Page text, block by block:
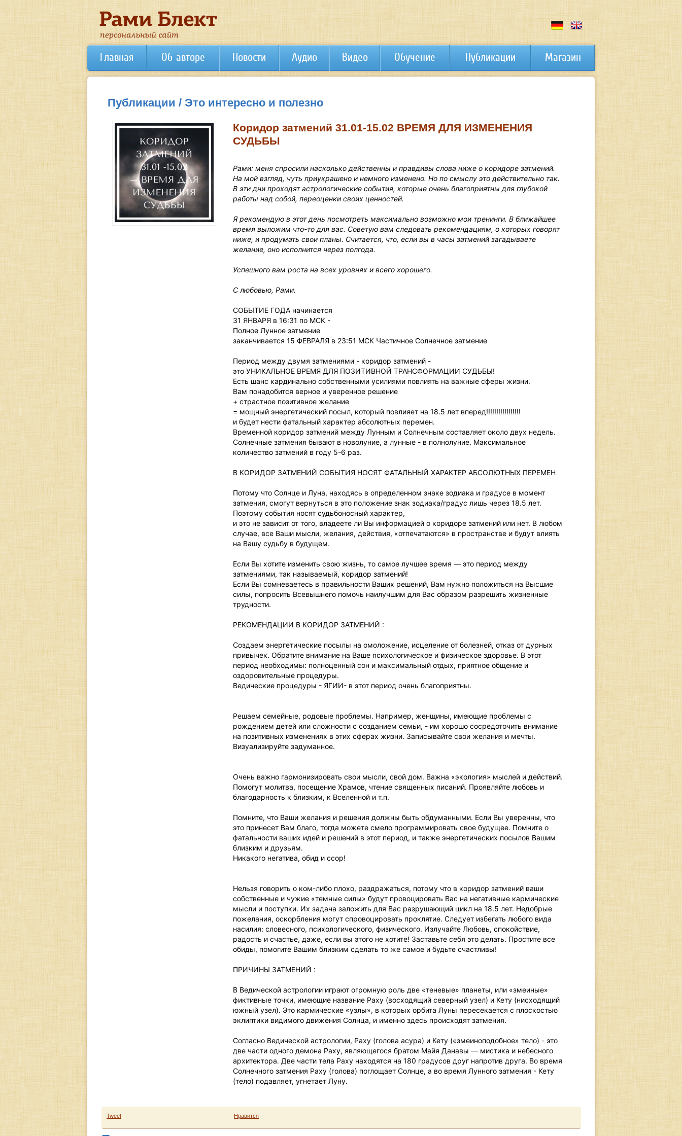
Главная Об авторе Новости Аудио Видео Обучение Публикации Магазин
Публикации / Это интересно и полезно
Коридор затмений 31.01-15.02 ВРЕМЯ ДЛЯ ИЗМЕНЕНИЯ
СУДЬБЫ
Рами: меня спросили насколько действенны и правдивы слова ниже о коридоре затмений.
На мой взгляд, чуть приукрашено и немного изменено. Но по смыслу это действительно так.
В эти дни проходят астрологические события, которые очень благоприятны для глубокой
работы над собой, переоценки своих ценностей.
Я рекомендую в этот день посмотреть максимально возможно мои тренинги. В ближайшее
время выложим что-то для вас. Советую вам следовать рекомендациям, о которых говорят
ниже, и продумать свои планы. Считается, что, если вы в часы затмений загадываете
желание, оно исполнится через полгода.
Успешного вам роста на всех уровнях и всего хорошего.
С любовью, Рами.
СОБЫТИЕ ГОДА начинается
31 ЯНВАРЯ в 16:31 по МСК -
Полное Лунное затмение
заканчивается 15 ФЕВРАЛЯ в 23:51 МСК Частичное Солнечное затмение
Период между двумя затмениями - коридор затмений -
это УНИКАЛЬНОЕ ВРЕМЯ ДЛЯ ПОЗИТИВНОЙ ТРАНСФОРМАЦИИ СУДЬБЫ!
Есть шанс кардинально собственными усилиями повлиять на важные сферы жизни.
Вам понадобится верное и уверенное решение
+ страстное позитивное желание
= мощный энергетический посыл, который повлияет на 18.5 лет вперед!!!!!!!!!!!!!!!!!
и будет нести фатальный характер абсолютных перемен.
Временной коридор затмений между Лунным и Солнечным составляет около двух недель.
Солнечные затмения бывают в новолуние, а лунные - в полнолуние. Максимальное
количество затмений в году 5-6 раз.
В КОРИДОР ЗАТМЕНИЙ СОБЫТИЯ НОСЯТ ФАТАЛЬНЫЙ ХАРАКТЕР АБСОЛЮТНЫХ ПЕРЕМЕН
Потому что Солнце и Луна, находясь в определенном знаке зодиака и градусе в момент
затмения, смогут вернуться в это положение знак зодиака/градус лишь через 18.5 лет.
Поэтому события носят судьбоносный характер,
и это не зависит от того, владеете ли Вы информацией о коридоре затмений или нет. В любом
случае, все Ваши мысли, желания, действия, «отпечатаются» в пространстве и будут влиять
на Вашу судьбу в будущем.
Если Вы хотите изменить свою жизнь, то самое лучшее время — это период между
затмениями, так называемый, коридор затмений!
Если Вы сомневаетесь в правильности Ваших решений, Вам нужно положиться на Высшие
силы, попросить Всевышнего помочь наилучшим для Вас образом разрешить жизненные
трудности.
РЕКОМЕНДАЦИИ В КОРИДОР ЗАТМЕНИЙ :
Создаем энергетические посылы на омоложение, исцеление от болезней, отказ от дурных
привычек. Обратите внимание на Ваше психологическое и физическое здоровье. В этот
период необходимы: полноценный сон и максимальный отдых, приятное общение и
оздоровительные процедуры.
Ведические процедуры - ЯГИИ- в этот период очень благоприятны.
Решаем семейные, родовые проблемы. Например, женщины, имеющие проблемы с
рождением детей или сложности с созданием семьи, - им хорошо сосредоточить внимание
на позитивных изменениях в этих сферах жизни. Записывайте свои желания и мечты.
Визуализируйте задуманное.
Очень важно гармонизировать свои мысли, свой дом. Важна «экология» мыслей и действий.
Помогут молитва, посещение Храмов, чтение священных писаний. Проявляйте любовь и
благодарность к близким, к Вселенной и т.п.
Помните, что Ваши желания и решения должны быть обдуманными. Если Вы уверенны, что
это принесет Вам благо, тогда можете смело программировать свое будущее. Помните о
фатальности ваших идей и решений в этот период, и также энергетических посылов Вашим
близким и друзьям.
Никакого негатива, обид и ссор!
Нельзя говорить о ком-либо плохо, раздражаться, потому что в коридор затмений ваши
собственные и чужие «темные силы» будут провоцировать Вас на негативные кармические
мысли и поступки. Их задача заложить для Вас разрушающий цикл на 18.5 лет. Недобрые
пожелания, оскорбления могут спровоцировать проклятие. Следует избегать любого вида
насилия: словесного, психологического, физического. Излучайте Любовь, спокойствие,
радость и счастье, даже, если вы этого не хотите! Заставьте себя это делать. Простите все
обиды, помогите Вашим близким сделать то же самое и будьте счастливы!
ПРИЧИНЫ ЗАТМЕНИЙ :
В Ведической астрологии играют огромную роль две «теневые» планеты, или «змеиные»
фиктивные точки, имеющие название Раху (восходящий северный узел) и Кету (нисходящий
южный узел). Это кармические «узлы», в которых орбита Луны пересекается с плоскостью
эклиптики видимого движения Солнца, и именно здесь происходят затмения.
Согласно Ведической астрологии, Раху (голова асура) и Кету («змеиноподобное» тело) - это
две части одного демона Раху, являющегося братом Майя Данавы — мистика и небесного
архитектора. Две части тела Раху находятся на 180 градусов друг напротив друга. Во время
Солнечного затмения Раху (голова) поглощает Солнце, а во время Лунного затмения - Кету
(тело) подавляет, угнетает Луну.
Tweet Нравится